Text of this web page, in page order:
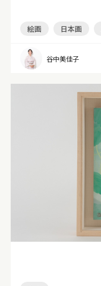
絵画 日本画
谷中美佳子